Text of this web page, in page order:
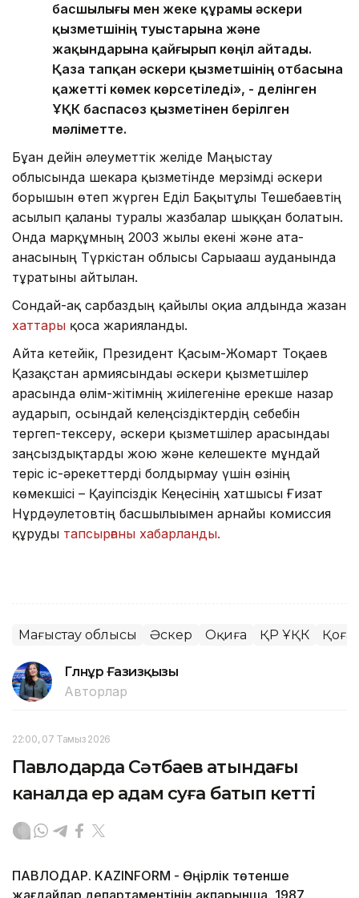
басшылығы мен жеке құрамы әскери
қызметшінің туыстарына және
жақындарына қайғырып көңіл айтады.
Қаза тапқан әскери қызметшінің отбасына
қажетті көмек көрсетіледі», - делінген
ҰҚК баспасөз қызметінен берілген
мәліметте.
Бұған дейін әлеуметтік желіде Маңғыстау
облысында шекара қызметінде мерзімді әскери
борышын өтеп жүрген Еділ Бақытұлы Тешебаевтің
асылып қалғаны туралы жазбалар шыққан болатын.
Онда марқұмның 2003 жылғы екені және ата-
анасының Түркістан облысы Сарыағаш ауданында
тұратыны айтылған.
Сондай-ақ сарбаздың қайғылы оқиға алдында жазған
хаттары қоса жарияланды.
Айта кетейік, Президент Қасым-Жомарт Тоқаев
Қазақстан армиясындағы әскери қызметшілер
арасында өлім-жітімнің жиілегеніне ерекше назар
аударып, осындай келеңсіздіктердің себебін
тергеп-тексеру, әскери қызметшілер арасындағы
заңсыздықтарды жою және келешекте мұндай
теріс іс-әрекеттерді болдырмау үшін өзінің
көмекшісі – Қауіпсіздік Кеңесінің хатшысы Ғизат
Нұрдәулетовтің басшылығымен арнайы комиссия
құруды тапсырғаны хабарланды.
Маңғыстау облысы Әскер Оқиға ҚР ҰҚК
Гүлнұр Ғазизқызы
Авторлар
22:00, 07 Тамыз 2026
Павлодарда Сәтбаев атындағы
каналда ер адам суға батып кетті
ПАВЛОДАР. KAZINFORM - Өңірлік төтенше